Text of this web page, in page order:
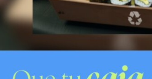
educativo y más herramientas.
para entretenerse”, destacó Camila
más livianos para facilitar su traslado a